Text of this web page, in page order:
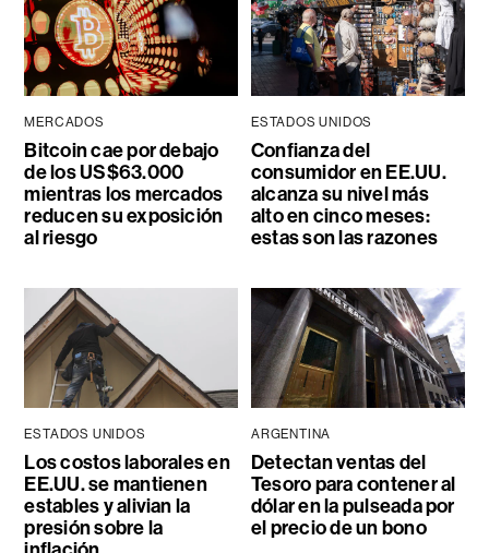
MERCADOS
Bitcoin cae por debajo
de los US$63.000
mientras los mercados
reducen su exposición
al riesgo
ESTADOS UNIDOS
Confianza del
consumidor en EE.UU.
alcanza su nivel más
alto en cinco meses:
estas son las razones
ESTADOS UNIDOS
Los costos laborales en
EE.UU. se mantienen
estables y alivian la
presión sobre la
ARGENTINA
Detectan ventas del
Tesoro para contener al
dólar en la pulseada por
el precio de un bono